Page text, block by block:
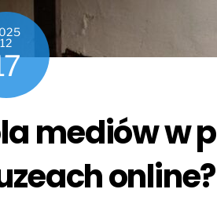
12
mediów w
online?